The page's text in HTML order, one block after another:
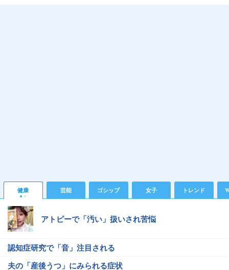
健康 芸能 ゴシップ 女子 トレンド
アトピーで「汚い」扱いされ苦悩
認知症研究で「音」注目される
夫の「産後うつ」にみられる症状